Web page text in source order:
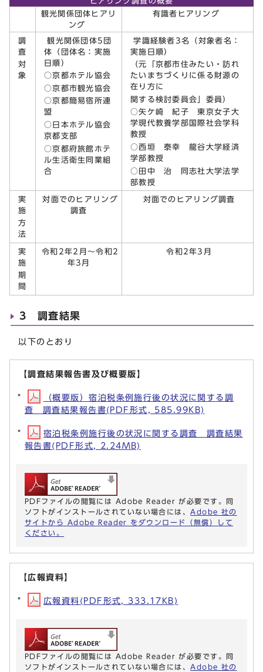
観光関係団体ヒアリ
ング
有識者ヒアリング
調
査
対
象
観光関係団体5団
体（団体名：実施
日順）
○京都ホテル協会
○京都市観光協会
○京都簡易宿所連
盟
○日本ホテル協会
京都支部
○京都府旅館ホテ
ル生活衛生同業組
合
学識経験者3名（対象者名：
実施日順）
（元「京都市住みたい・訪れ
たいまちづくりに係る財源の
在り方に
関する検討委員会」委員）
○矢ケ崎 紀子 東京女子大
学現代教養学部国際社会学科
教授
○西垣 泰幸 龍谷大学経済
学部教授
○田中 治 同志社大学法学
部教授
実
施
方
法
対面でのヒアリング
調査
対面でのヒアリング調査
実
施
期
間
令和2年2月～令和2
年3月
令和2年3月
3 調査結果
以下のとおり
【調査結果報告書及び概要版】
（概要版）宿泊税条例施行後の状況に関する調
査 調査結果報告書(PDF形式, 585.99KB)
宿泊税条例施行後の状況に関する調査 調査結果
報告書(PDF形式, 2.24MB)
PDFファイルの閲覧には Adobe Reader が必要です。同
ソフトがインストールされていない場合には、 Adobe 社の
サイトから Adobe Reader をダウンロード（無償）して
ください。
【広報資料】
広報資料(PDF形式, 333.17KB)
PDFファイルの閲覧には Adobe Reader が必要です。同
ソフトがインストールされていない場合には、 Adobe 社の